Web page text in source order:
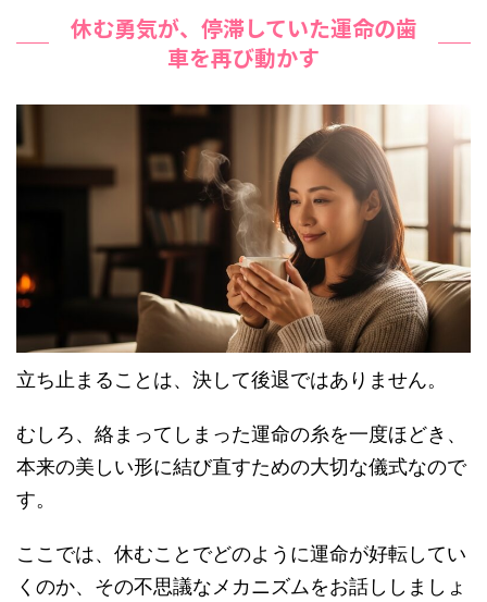
休む勇気が、停滞していた運命の歯
車を再び動かす
立ち止まることは、決して後退ではありません。
むしろ、絡まってしまった運命の糸を一度ほどき、
本来の美しい形に結び直すための大切な儀式なので
す。
ここでは、休むことでどのように運命が好転してい
くのか、その不思議なメカニズムをお話ししましょ